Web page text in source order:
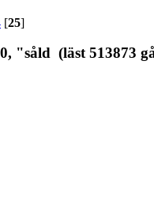
[25]
"såld (läst 513873